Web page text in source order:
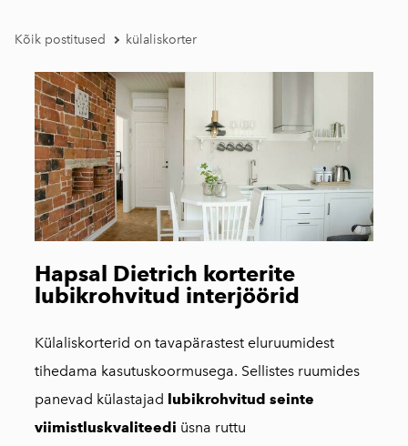
Kõik postitused külaliskorter
Hapsal Dietrich korterite
lubikrohvitud interjöörid
Külaliskorterid on tavapärastest eluruumidest
tihedama kasutuskoormusega. Sellistes ruumides
panevad külastajad
lubikrohvitud seinte
viimistluskvaliteedi üsna ruttu